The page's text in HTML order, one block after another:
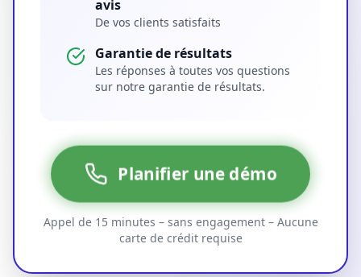
avis
De vos clients satisfaits
Garantie de résultats
Les réponses à toutes vos questions
sur notre garantie de résultats.
Planifier une démo
Appel de 15 minutes – sans engagement – Aucune
carte de crédit requise